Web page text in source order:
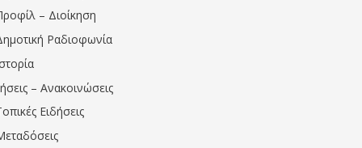
– Διοίκηση
Ραδιοφωνία
– Ανακοινώσεις
Ειδήσεις